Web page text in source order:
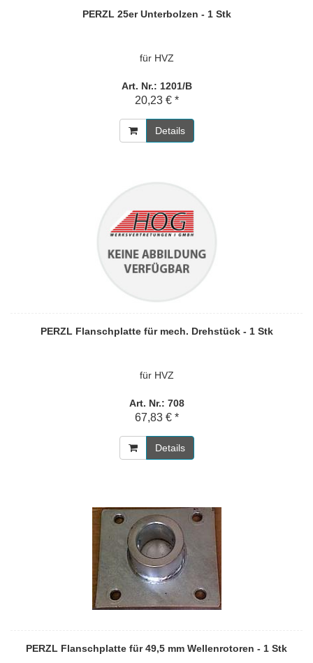
PERZL 25er Unterbolzen - 1 Stk
für HVZ
Art. Nr.: 1201/B
20,23 € *
Details
PERZL Flanschplatte für mech. Drehstück - 1 Stk
für HVZ
Art. Nr.: 708
67,83 € *
Details
PERZL Flanschplatte für 49,5 mm Wellenrotoren - 1 Stk